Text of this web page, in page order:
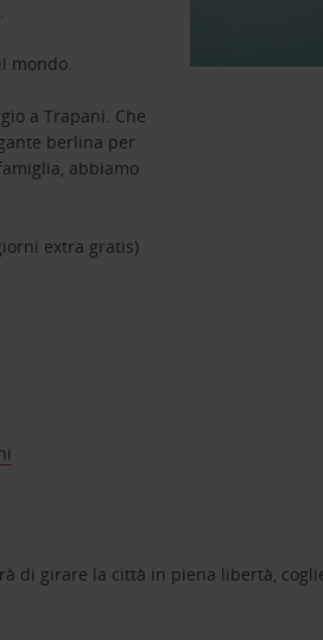
mondo.
a Trapani. Che
berlina per
abbiamo
extra gratis)
di girare la città in piena libertà,